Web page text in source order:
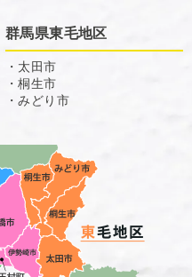
群馬県東毛地区
・太田市
・桐生市
・みどり市